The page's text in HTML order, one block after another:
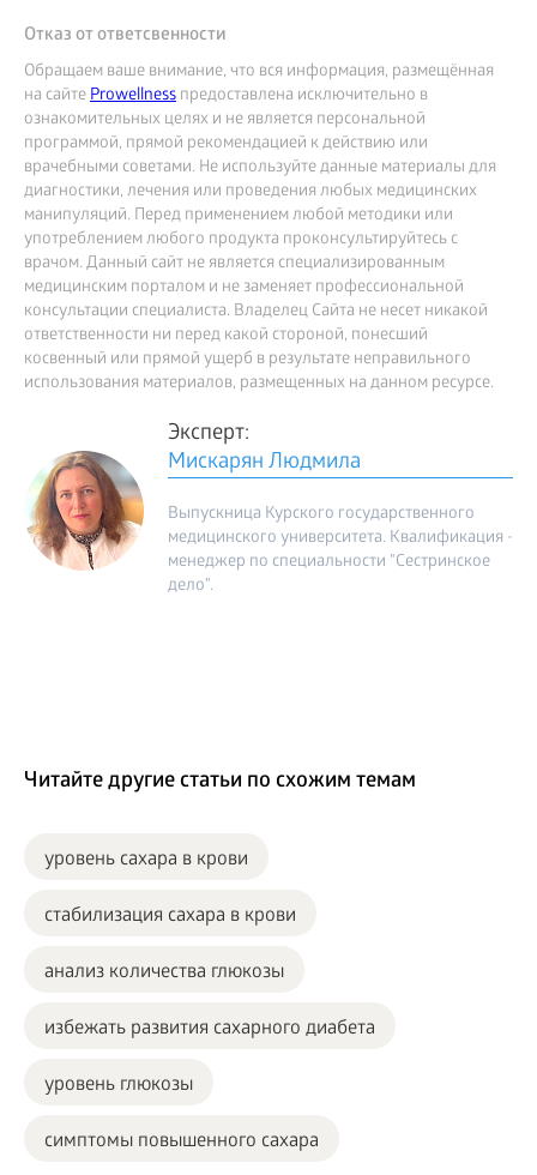
Отказ от ответсвенности
Обращаем ваше внимание, что вся информация, размещённая
на сайтеProwellness предоставлена исключительно в
ознакомительных целях и не является персональной
программой, прямой рекомендацией к действию или
врачебными советами. Не используйте данные материалы для
диагностики, лечения или проведения любых медицинских
манипуляций. Перед применением любой методики или
употреблением любого продукта проконсультируйтесь с
врачом. Данный сайт не является специализированным
медицинским порталом и не заменяет профессиональной
консультации специалиста. Владелец Сайта не несет никакой
ответственности ни перед какой стороной, понесший
косвенный или прямой ущерб в результате неправильного
использования материалов, размещенных на данном ресурсе.
Эксперт:
Мискарян Людмила
Выпускница Курского государственного
медицинского университета. Квалификация -
менеджер по специальности "Сестринское
дело".
Читайте другие статьи по схожим темам
уровень сахара в крови
стабилизация сахара в крови
анализ количества глюкозы
избежать развития сахарного диабета
уровень глюкозы
симптомы повышенного сахара